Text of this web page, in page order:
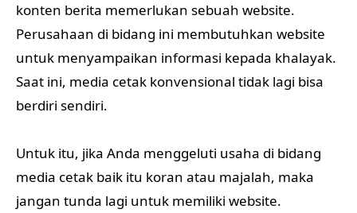
konten berita memerlukan sebuah website.
Perusahaan di bidang ini membutuhkan website
untuk menyampaikan informasi kepada khalayak.
Saat ini, media cetak konvensional tidak lagi bisa
berdiri sendiri.
Untuk itu, jika Anda menggeluti usaha di bidang
media cetak baik itu koran atau majalah, maka
jangan tunda lagi untuk memiliki website.